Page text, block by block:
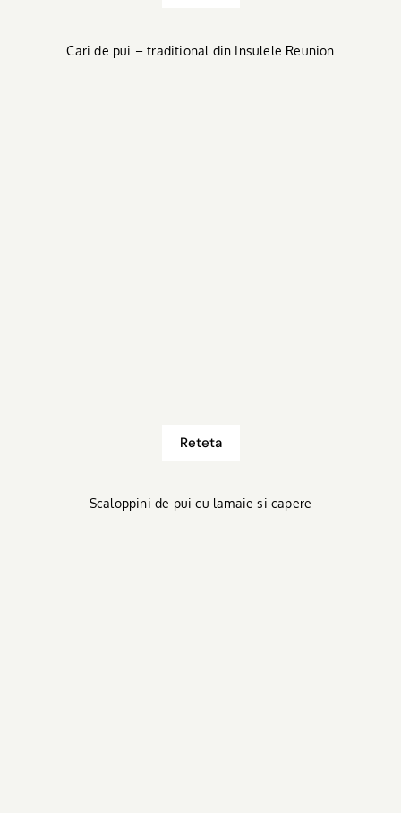
Cari de pui – traditional din Insulele Reunion
Reteta
Scaloppini de pui cu lamaie si capere